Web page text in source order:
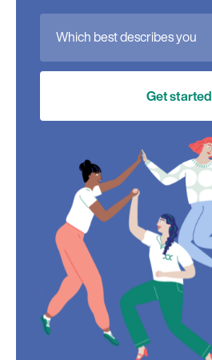
Which best describes you
Get started